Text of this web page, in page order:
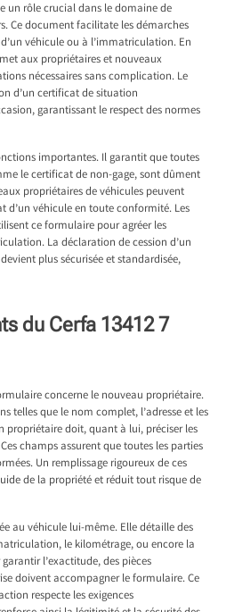
un rôle crucial dans le domaine de
Ce document facilitate les démarches
véhicule ou à l’immatriculation. En
aux propriétaires et nouveaux
nécessaires sans complication. Le
d’un certificat de situation
garantissant le respect des normes
importantes. Il garantit que toutes
le certificat de non-gage, sont dûment
propriétaires de véhicules peuvent
d’un véhicule en toute conformité. Les
ce formulaire pour agréer les
La déclaration de cession d’un
plus sécurisée et standardisée,
du Cerfa 13412 7
concerne le nouveau propriétaire.
telles que le nom complet, l’adresse et les
propriétaire doit, quant à lui, préciser les
champs assurent que toutes les parties
Un remplissage rigoureux de ces
de la propriété et réduit tout risque de
au véhicule lui-même. Elle détaille des
le kilométrage, ou encore la
l’exactitude, des pièces
doivent accompagner le formulaire. Ce
respecte les exigences